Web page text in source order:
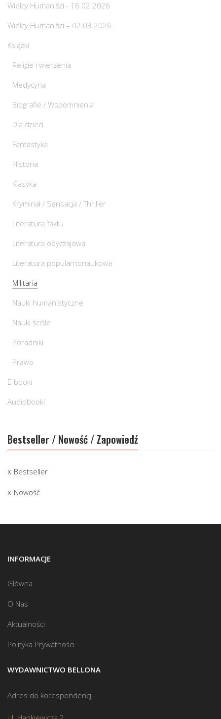
Wielcy Humaniści - 16.02.2026
Wielcy Humaniści – 02.03.2026
Książki
Religie i wierzenia
Medycyna
Biografie / Wspomnienia
Dla dzieci
Fantastyka
Historia
Klasyka
Kryminał / Sensacja / Thriller
Literatura faktu
Literatura obyczajowa
Literatura popularnonaukowa
Militaria
Nauki humanistyczne
Nauki ścisłe
Poradniki
Prawo
E-booki
Audiobooki
Bestseller / Nowość / Zapowiedź
Bestseller
Nowość
INFORMACJE
Główna
O Nas
Aktualności
Polityka Prywatności
WYDAWNICTWO BELLONA
Adres do korespondencji